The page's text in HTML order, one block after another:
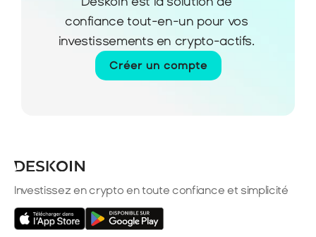
confiance tout-en-un pour vos
investissements en crypto-actifs.
Créer un compte
Investissez en crypto en toute confiance et simplicité